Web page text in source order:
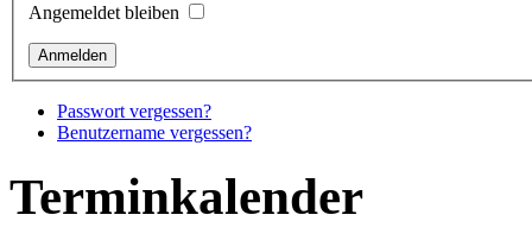
Angemeldet bleiben
Passwort vergessen?
Benutzername vergessen?
Terminkalender